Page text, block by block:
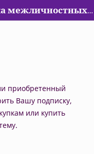
Психология и соционика межличностных отношений
приобретенный
Вашу подписку,
или купить